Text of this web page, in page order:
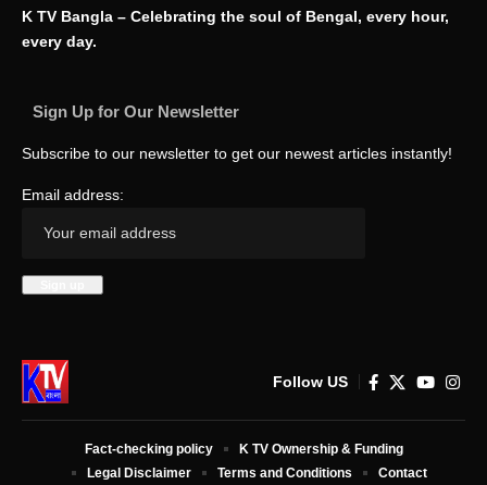
K TV Bangla – Celebrating the soul of Bengal, every hour,
every day.
Sign Up for Our Newsletter
Subscribe to our newsletter to get our newest articles instantly!
Email address:
Follow US
Fact-checking policy
K TV Ownership & Funding
Legal Disclaimer
Terms and Conditions Contact